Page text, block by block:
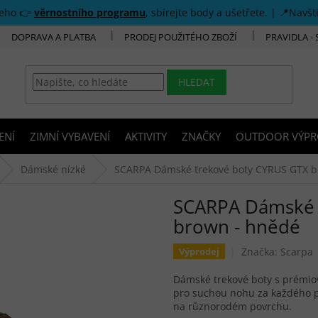
👉 věrnostního programu, sbírejte body a ušetřete. |
DOPRAVA A PLATBA PRODEJ POUŽITÉHO ZBOŽÍ PRAVIDLA -
HLEDAT
ZIMNÍ VYBAVENÍ AKTIVITY ZNAČKY OUTDOOR
Dámské nízké SCARPA Dámské trekové boty CYRUS GTX
SCARPA
brown - hnědé
Výprodej Značka: Scarpa
Dámské trekové boty s
pro suchou nohu za každého
na různorodém povrchu.